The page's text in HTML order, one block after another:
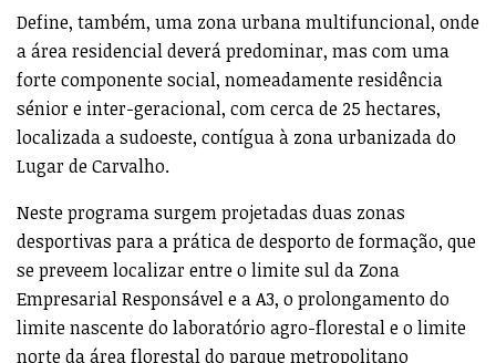
Define, também, uma zona urbana multifuncional, onde
a área residencial deverá predominar, mas com uma
forte componente social, nomeadamente residência
sénior e inter-geracional, com cerca de 25 hectares,
localizada a sudoeste, contígua à zona urbanizada do
Lugar de Carvalho.
Neste programa surgem projetadas duas zonas
desportivas para a prática de desporto de formação, que
se preveem localizar entre o limite sul da Zona
Empresarial Responsável e a A3, o prolongamento do
limite nascente do laboratório agro-florestal e o limite
norte da área florestal do parque metropolitano